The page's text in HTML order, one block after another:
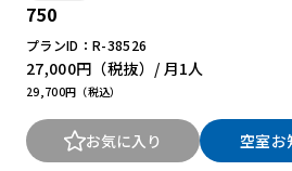
750
プランID：R-38526
27,000円 （税抜）/ 月
29,700円（税込）
1人
お気に入り 空室お